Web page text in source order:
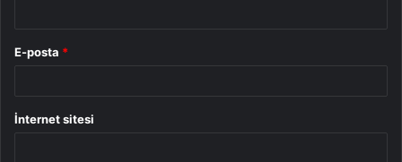
E-posta *
İnternet sitesi